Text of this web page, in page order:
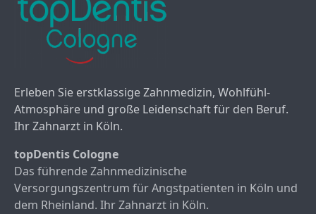
Erleben Sie erstklassige Zahnmedizin, Wohlfühl-
Atmosphäre und große Leidenschaft für den Beruf.
Ihr Zahnarzt in Köln.
topDentis Cologne
Das führende Zahnmedizinische
Versorgungszentrum für Angstpatienten in Köln und
dem Rheinland. Ihr Zahnarzt in Köln.